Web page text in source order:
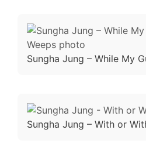
Sungha Jung – While My
Sungha Jung – With or